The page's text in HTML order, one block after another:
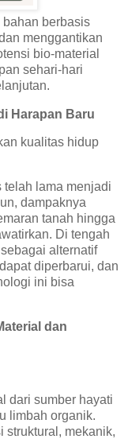
berbasis
menggantikan
bio-material
sehari-hari
Harapan Baru
kualitas hidup
telah lama menjadi
dampaknya
tanah hingga
Di tengah
alternatif
diperbarui, dan
ini bisa
dan
dari sumber hayati
limbah organik.
struktural, mekanik,